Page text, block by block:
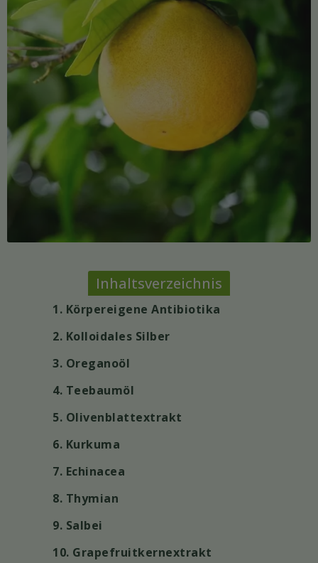
Inhaltsverzeichnis
1. Körpereigene Antibiotika
2. Kolloidales Silber
3. Oreganoöl
4. Teebaumöl
5. Olivenblattextrakt
6. Kurkuma
7. Echinacea
8. Thymian
9. Salbei
10. Grapefruitkernextrakt